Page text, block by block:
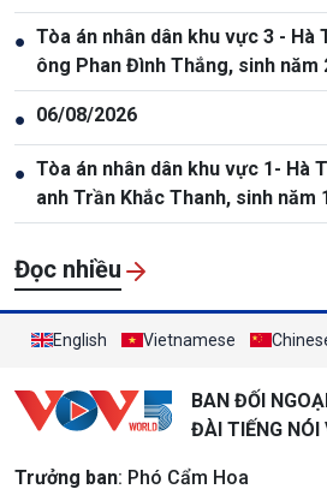
● Tòa án nhân dân khu vực 3 - Hà
ông Phan Đình Thắng, sinh năm
● 06/08/2026
● Tòa án nhân dân khu vực 1- Hà
anh Trần Khắc Thanh, sinh năm
Đọc nhiều
English Vietnamese
BAN ĐỐI
ĐÀI TIẾNG NÓI
Trưởng ban: Phó Cẩm Hoa